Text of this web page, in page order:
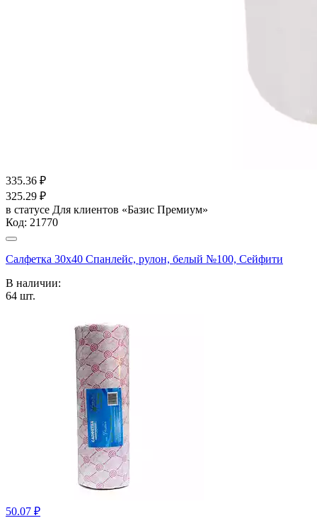
335.36 ₽
325.29 ₽
в статусе Для клиентов «Базис Премиум»
Код: 21770
Салфетка 30х40 Спанлейс, рулон, белый №100, Сейфити
В наличии:
64 шт.
50.07 ₽